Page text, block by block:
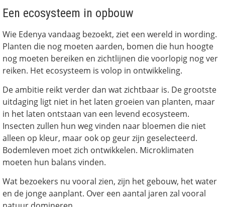
Een ecosysteem in opbouw
Wie Edenya vandaag bezoekt, ziet een wereld in wording.
Planten die nog moeten aarden, bomen die hun hoogte
nog moeten bereiken en zichtlijnen die voorlopig nog ver
reiken. Het ecosysteem is volop in ontwikkeling.
De ambitie reikt verder dan wat zichtbaar is. De grootste
uitdaging ligt niet in het laten groeien van planten, maar
in het laten ontstaan van een levend ecosysteem.
Insecten zullen hun weg vinden naar bloemen die niet
alleen op kleur, maar ook op geur zijn geselecteerd.
Bodemleven moet zich ontwikkelen. Microklimaten
moeten hun balans vinden.
Wat bezoekers nu vooral zien, zijn het gebouw, het water
en de jonge aanplant. Over een aantal jaren zal vooral